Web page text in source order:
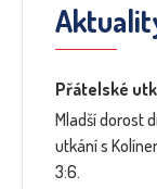
Přátelské
Mladší dorost
utkání s
3:6.